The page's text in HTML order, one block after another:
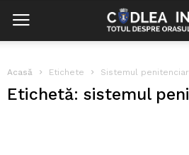
Acasă Etichete Sistemul penitenciar
Etichetă: sistemul